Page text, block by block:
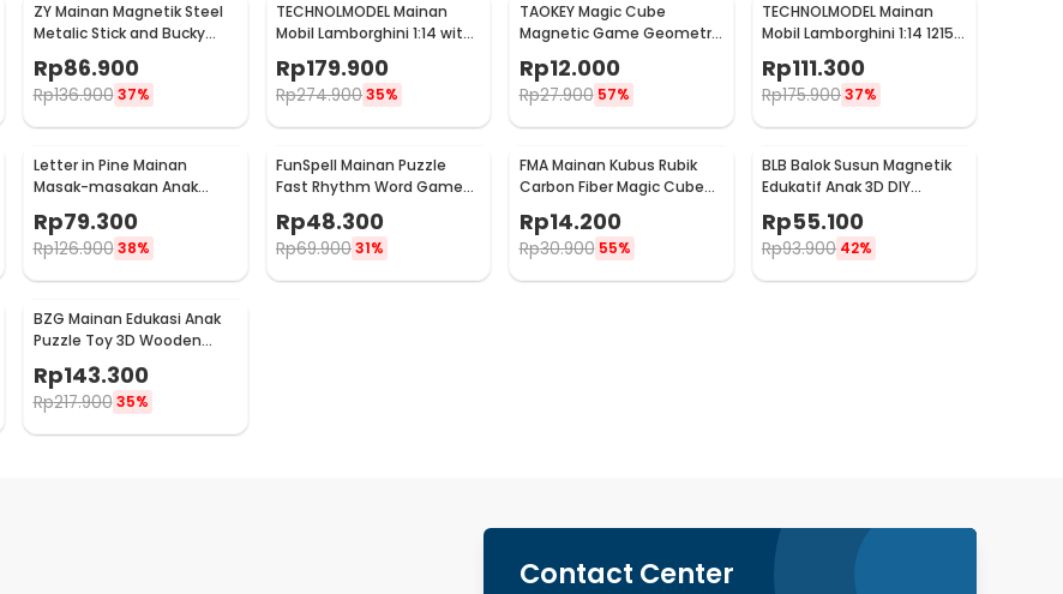
ZY Mainan Magnetik Steel
Metalic Stick and Bucky
Balls - J75
Rp86.900
Rp136.900 37%
TECHNOLMODEL Mainan
Mobil Lamborghini 1:14 with
Rp179.900
Rp274.90035%
TAOKEY Magic Cube
Magnetic Game Geometric
Rp12.000
Rp27.900 57%
TECHNOLMODEL Mainan
Mobil Lamborghini 1:14 1215
PCS Versi Statis - JKC
Rp111.300
Rp175.90037%
Letter in Pine Mainan
Masak-masakan Anak
Edukasi Buah-Buahan 5
PCS - LIP5
Rp79.300
Rp126.900 38%
FunSpell Mainan Puzzle
Fast Rhythm Word Game
Party Board Toy - BMP2
Rp48.300
Rp69.90031%
FMA Mainan Kubus Rubik
Carbon Fiber Magic Cube
Rp14.200
Rp30.900 55%
BLB Balok Susun Magnetik
Edukatif Anak 3D DIY
BBL3D
Rp55.100
Rp93.900 42%
BZG Mainan Edukasi Anak
Puzzle Toy 3D Wooden
Model Ferris Wheel - BG640
Rp143.300
Rp217.900 35%
Contact Center